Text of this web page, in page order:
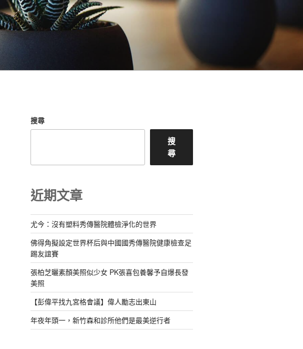
搜尋
搜
尋
近期文章
尤今：沒有塑料秀傳醫院體檢淨化的世界
佛得角擬設定世界杯后與中國國秀傳醫院健康檢查足
踢友誼賽
張柏芝曬素顏美照似少女 PK張喜包養馨予自爆長發
美照
【彭偉平找九宮格會議】偉人勵志出東山
年夜年頭一，新竹森和診所他們是最美逆行者